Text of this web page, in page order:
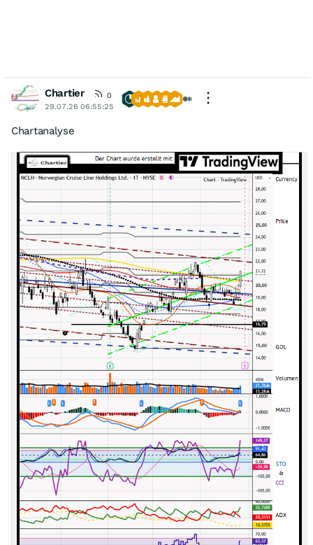
Chartier
0
29.07.26 06:55:25
Chartanalyse